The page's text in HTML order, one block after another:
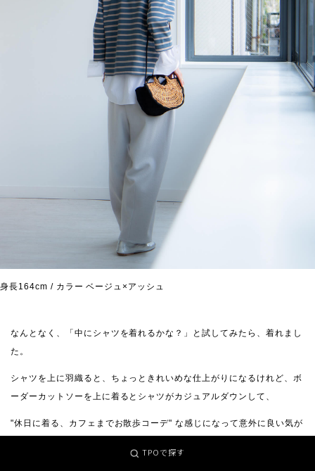
身長164cm / カラー ベージュ×アッシュ
なんとなく、「中にシャツを着れるかな？」と試してみたら、着れまし
た。
シャツを上に羽織ると、ちょっときれいめな仕上がりになるけれど、ボ
ーダーカットソーを上に着るとシャツがカジュアルダウンして、
"休日に着る、カフェまでお散歩コーデ" な感じになって意外に良い気が
TPOで探す